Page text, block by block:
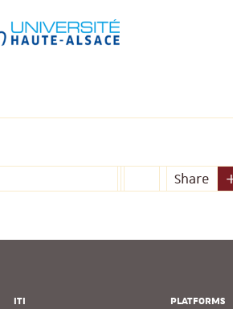
Share
ITI PLATFORMS